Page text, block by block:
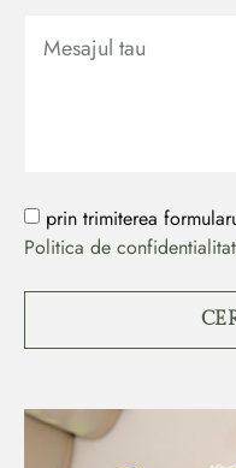
prin trimiterea
Politica de